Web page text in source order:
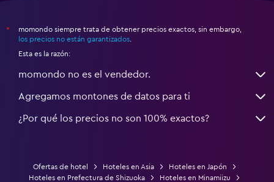
*
momondo siempre trata de obtener precios exactos, sin embargo,
los precios no están garantizados
Esta es la razón:
momondo no es el vendedor.
Agregamos montones de datos para ti
¿Por qué los precios no son 100% exactos?
Ofertas de hotel Hoteles en Asia
Hoteles en Japón
Hoteles en Prefectura de Shizuoka
Hoteles en Minamiizu